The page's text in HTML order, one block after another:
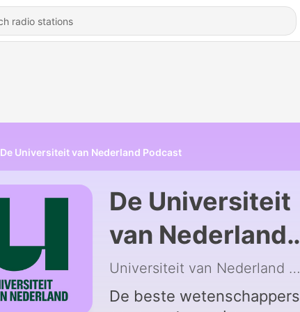
De Universiteit van Nederland Podcast
De Universiteit
van Nederland
Podcast
Universiteit van Nederland |
De beste wetenschappers